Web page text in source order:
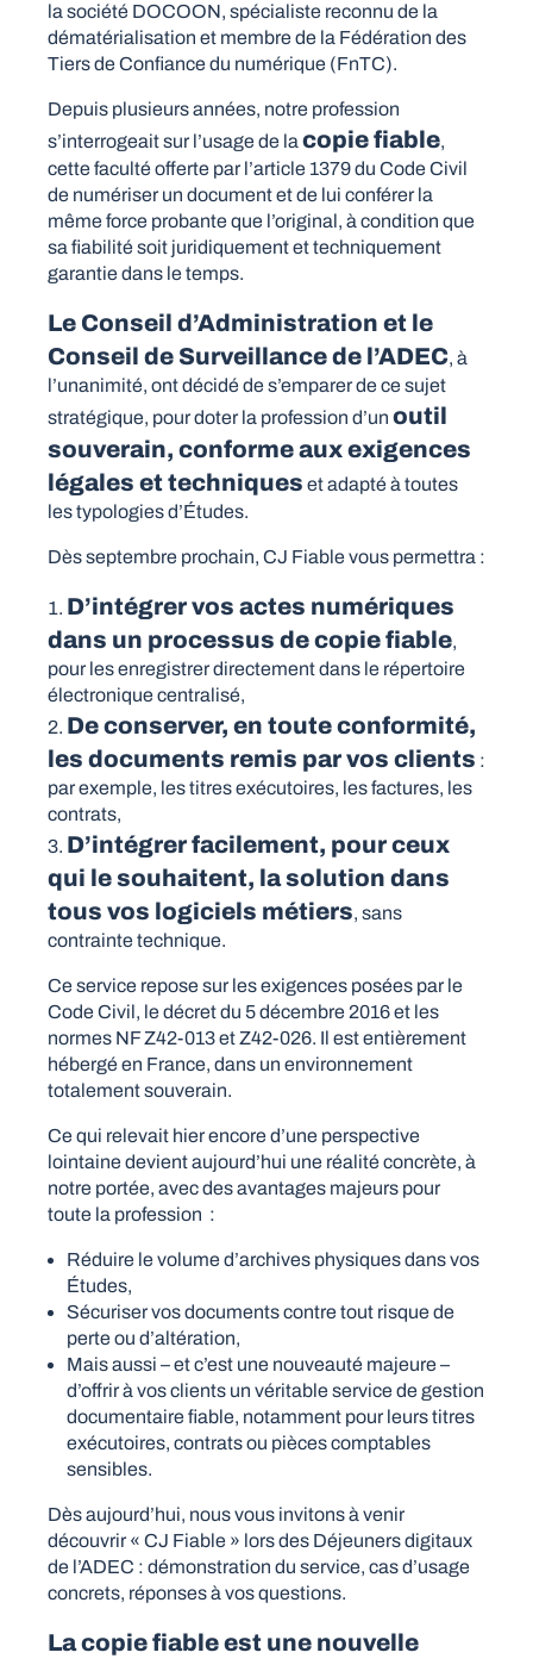
la société DOCOON, spécialiste reconnu de la
dématérialisation et membre de la Fédération des
Tiers de Confiance du numérique (FnTC).
Depuis plusieurs années, notre profession
s’interrogeait sur l’usage de la copie fiable,
cette faculté offerte par l’article 1379 du Code Civil
de numériser un document et de lui conférer la
même force probante que l’original, à condition que
sa fiabilité soit juridiquement et techniquement
garantie dans le temps.
Le Conseil d’Administration et le
Conseil de Surveillance de l’ADEC, à
l’unanimité, ont décidé de s’emparer de ce sujet
stratégique, pour doter la profession d’un outil
souverain, conforme aux exigences
légales et techniques et adapté à toutes
les typologies d’Études.
Dès septembre prochain, CJ Fiable vous permettra :
D’intégrer vos actes numériques
dans un processus de copie fiable,
pour les enregistrer directement dans le répertoire
électronique centralisé,
De conserver, en toute conformité,
les documents remis par vos clients :
par exemple, les titres exécutoires, les factures, les
contrats,
D’intégrer facilement, pour ceux
qui le souhaitent, la solution dans
tous vos logiciels métiers, sans
contrainte technique.
Ce service repose sur les exigences posées par le
Code Civil, le décret du 5 décembre 2016 et les
normes NF Z42-013 et Z42-026. Il est entièrement
hébergé en France, dans un environnement
totalement souverain.
Ce qui relevait hier encore d’une perspective
lointaine devient aujourd’hui une réalité concrète, à
notre portée, avec des avantages majeurs pour
toute la profession :
Réduire le volume d’archives physiques dans vos
Études,
Sécuriser vos documents contre tout risque de
perte ou d’altération,
Mais aussi – et c’est une nouveauté majeure –
d’offrir à vos clients un véritable service de gestion
documentaire fiable, notamment pour leurs titres
exécutoires, contrats ou pièces comptables
sensibles.
Dès aujourd’hui, nous vous invitons à venir
découvrir « CJ Fiable » lors des Déjeuners digitaux
de l’ADEC : démonstration du service, cas d’usage
concrets, réponses à vos questions.
La copie fiable est une nouvelle